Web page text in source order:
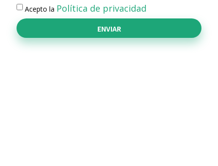
Acepto la Política de privacidad
ENVIAR